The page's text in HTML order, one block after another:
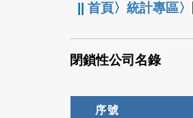
||首頁〉統計專區〉
閉鎖性公司名錄
序號